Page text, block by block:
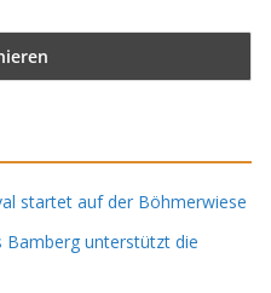
startet auf der Böhmerwiese
Bamberg unterstützt die